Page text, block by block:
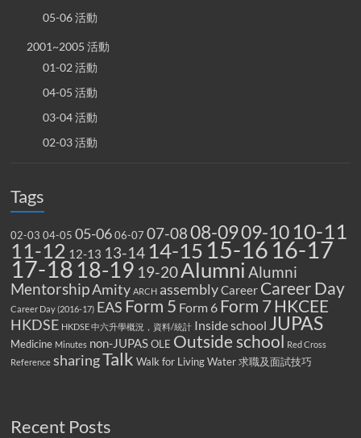
05-06 活動
2001~2005 活動
01-02 活動
04-05 活動
03-04 活動
02-03 活動
Tags
02-03 04-05 05-06 06-07 07-0808-0909-10 10-11
11-12 12-13 13-14 14-15 15-16 16-17
17-18 18-19 19-20Alumni Alumni
MentorshipAmity ARCH assemblyCareer Career Day
Career Day (2016-17) EAS Form 5 Form 6 Form 7HKCEE
HKDSE HKDSE 中六升學概況，資料/統計 Inside school JUPAS
Medicine Minutes non-JUPAS OLE Outside school Red Cross
Reference sharingTalk Walk for Living Water 求職及面試技巧
Recent Posts